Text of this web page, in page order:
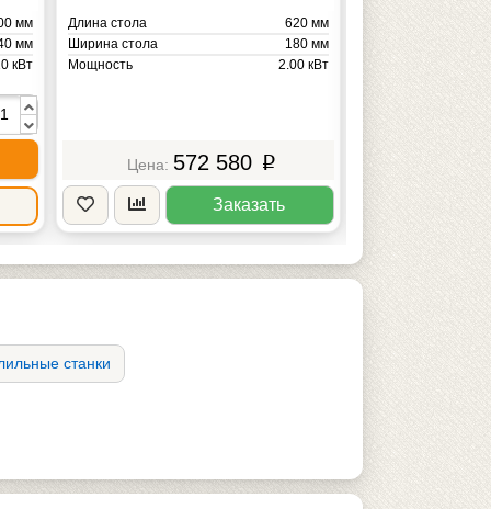
мм
мм
кВт
Длина стола
620 мм
Ширина стола
180 мм
Мощность
2.00 кВт
572 580 p
Заказать
Длина стола
Мощность
станки